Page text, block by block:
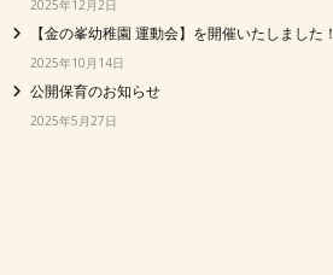
2025年12月2日
【金の峯幼稚園 運動会】を開催いたしました！
2025年10月14日
公開保育のお知らせ
2025年5月27日